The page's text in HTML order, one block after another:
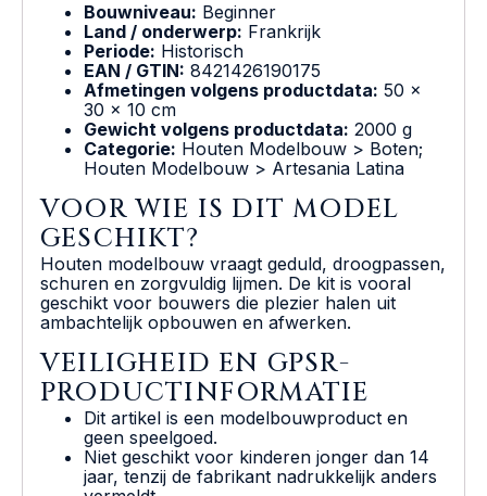
Bouwniveau: Beginner
Land / onderwerp: Frankrijk
Periode: Historisch
EAN / GTIN: 8421426190175
Afmetingen volgens productdata: 50 x
30 x 10 cm
Gewicht volgens productdata: 2000 g
Categorie: Houten Modelbouw > Boten;
Houten Modelbouw > Artesania Latina
VOOR WIE IS DIT MODEL
GESCHIKT?
Houten modelbouw vraagt geduld, droogpassen,
schuren en zorgvuldig lijmen. De kit is vooral
geschikt voor bouwers die plezier halen uit
ambachtelijk opbouwen en afwerken.
VEILIGHEID EN GPSR-
PRODUCTINFORMATIE
Dit artikel is een modelbouwproduct en
geen speelgoed.
Niet geschikt voor kinderen jonger dan 14
jaar, tenzij de fabrikant nadrukkelijk anders